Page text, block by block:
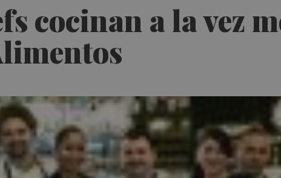
cocinan a la vez